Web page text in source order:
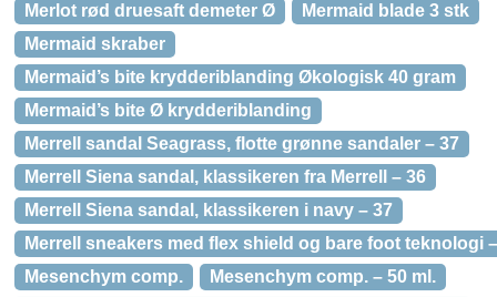
Merlot rød druesaft demeter Ø
Mermaid blade 3 stk
Mermaid skraber
Mermaid’s bite krydderiblanding Økologisk 40 gram
Mermaid’s bite Ø krydderiblanding
Merrell sandal Seagrass, flotte grønne sandaler – 37
Merrell Siena sandal, klassikeren fra Merrell – 36
Merrell Siena sandal, klassikeren i navy – 37
Merrell sneakers med flex shield og bare foot teknologi
Mesenchym comp.
Mesenchym comp. – 50 ml.